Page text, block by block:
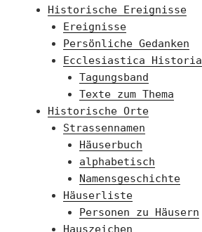
Historische Ereignisse
Ereignisse
Persönliche Gedanken
Ecclesiastica Historia
Tagungsband
Texte zum Thema
Historische Orte
Strassennamen
Häuserbuch
alphabetisch
Namensgeschichte
Häuserliste
Personen zu Häusern
Hauszeichen